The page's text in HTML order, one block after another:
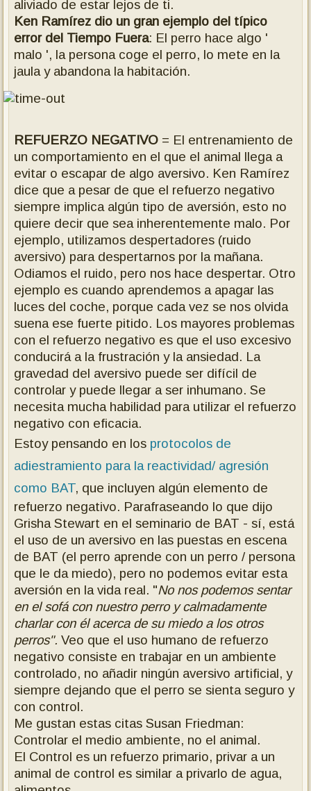
aliviado de estar lejos de ti.
Ken Ramírez dio un gran ejemplo del típico
error del Tiempo Fuera: El perro hace algo '
malo ', la persona coge el perro, lo mete en la
jaula y abandona la habitación.
REFUERZO NEGATIVO = El entrenamiento de
un comportamiento en el que el animal llega a
evitar o escapar de algo aversivo. Ken Ramírez
dice que a pesar de que el refuerzo negativo
siempre implica algún tipo de aversión, esto no
quiere decir que sea inherentemente malo. Por
ejemplo, utilizamos despertadores (ruido
aversivo) para despertarnos por la mañana.
Odiamos el ruido, pero nos hace despertar. Otro
ejemplo es cuando aprendemos a apagar las
luces del coche, porque cada vez se nos olvida
suena ese fuerte pitido. Los mayores problemas
con el refuerzo negativo es que el uso excesivo
conducirá a la frustración y la ansiedad. La
gravedad del aversivo puede ser difícil de
controlar y puede llegar a ser inhumano. Se
necesita mucha habilidad para utilizar el refuerzo
negativo con eficacia.
Estoy pensando en los protocolos de
adiestramiento para la reactividad/ agresión
como BAT, que incluyen algún elemento de
refuerzo negativo. Parafraseando lo que dijo
Grisha Stewart en el seminario de BAT - sí, está
el uso de un aversivo en las puestas en escena
de BAT (el perro aprende con un perro / persona
que le da miedo), pero no podemos evitar esta
aversión en la vida real. "No nos podemos sentar
en el sofá con nuestro perro y calmadamente
charlar con él acerca de su miedo a los otros
perros". Veo que el uso humano de refuerzo
negativo consiste en trabajar en un ambiente
controlado, no añadir ningún aversivo artificial, y
siempre dejando que el perro se sienta seguro y
con control.
Me gustan estas citas Susan Friedman:
Controlar el medio ambiente, no el animal.
El Control es un refuerzo primario, privar a un
animal de control es similar a privarlo de agua,